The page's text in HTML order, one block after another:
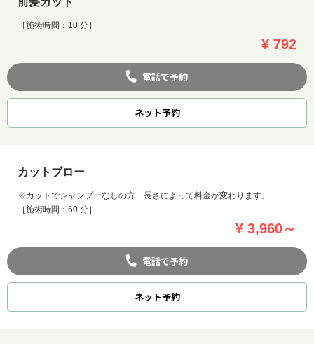
ネイルカタログ
［施術時間：10 分］
¥ 792
電話で予約
ネット予約
カットブロー
※カットでシャンプーなしの方 長さによって料金が変わります。
［施術時間：60 分］
¥ 3,960～
電話で予約
ネット予約